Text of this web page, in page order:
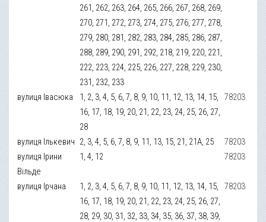
261, 262, 263, 264, 265, 266, 267, 268, 269,
270, 271, 272, 273, 274, 275, 276, 277, 278,
279, 280, 281, 282, 283, 284, 285, 286, 287,
288, 289, 290, 291, 292, 218, 219, 220, 221,
222, 223, 224, 225, 226, 227, 228, 229, 230,
231, 232, 233
вулиця Івасюка
1, 2, 3, 4, 5, 6, 7, 8, 9, 10, 11, 12, 13, 14, 15,
16, 17, 18, 19, 20, 21, 22, 23, 24, 25, 26, 27,
28
78203
вулиця Ількевич 2, 3, 4, 5, 6, 7, 8, 9, 11, 13, 15, 21, 21А, 25
78203
вулиця Ірини
Вільде
1, 4, 12 78203
вулиця Ірчана
1, 2, 3, 4, 5, 6, 7, 8, 9, 10, 11, 12, 13, 14, 15,
16, 17, 18, 19, 20, 21, 22, 23, 24, 25, 26, 27,
28, 29, 30, 31, 32, 33, 34, 35, 36, 37, 38, 39,
78203